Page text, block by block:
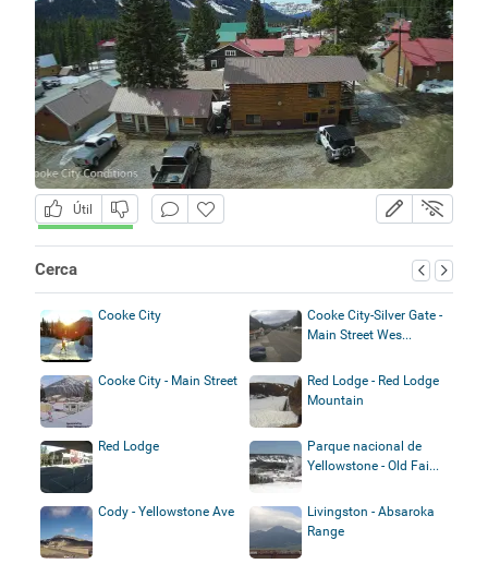
Útil
Cerca
Cooke City
Cooke City-Silver Gate -
Main Street Wes...
Cooke City - Main Street
Red Lodge - Red Lodge
Mountain
Red Lodge
Parque nacional de
Yellowstone - Old Fai...
Cody - Yellowstone Ave
Livingston - Absaroka
Range